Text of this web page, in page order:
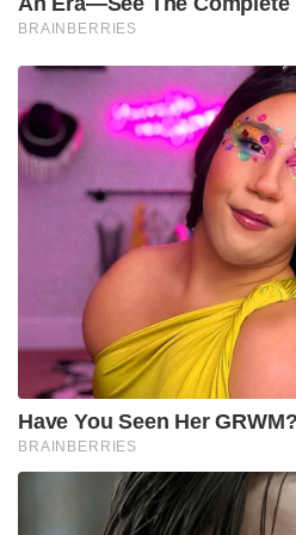
BRAINBERRIES
Have You Seen Her
BRAINBERRIES